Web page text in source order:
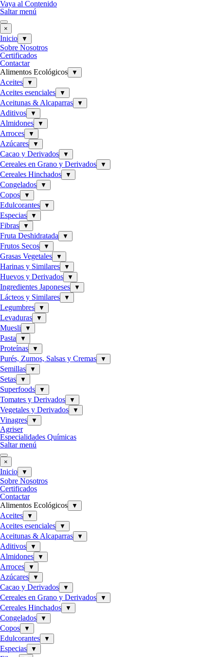
Vaya al Contenido
Saltar menú
×
Inicio ▼
Sobre Nosotros
Certificados
Contactar
Alimentos Ecológicos
▼
Aceites ▼
Aceites esenciales ▼
Aceitunas & Alcaparras ▼
Aditivos ▼
Almidones ▼
Arroces ▼
Azúcares ▼
Cacao y Derivados ▼
Cereales en Grano y Derivados ▼
Cereales Hinchados ▼
Congelados ▼
Copos ▼
Edulcorantes ▼
Especias ▼
Fibras ▼
Fruta Deshidratada ▼
Frutos Secos ▼
Grasas Vegetales ▼
Harinas y Similares ▼
Huevos y Derivados ▼
Ingredientes Japoneses ▼
Lácteos y Similares ▼
Legumbres ▼
Levaduras ▼
Muesli ▼
Pasta ▼
Proteínas ▼
Purés, Zumos, Salsas y Cremas ▼
Semillas ▼
Setas ▼
Superfoods ▼
Tomates y Derivados ▼
Vegetales y Derivados ▼
Vinagres ▼
Agriser
Especialidades Químicas
Saltar menú
×
Inicio ▼
Sobre Nosotros
Certificados
Contactar
Alimentos Ecológicos
▼
Aceites ▼
Aceites esenciales ▼
Aceitunas & Alcaparras ▼
Aditivos ▼
Almidones ▼
Arroces ▼
Azúcares ▼
Cacao y Derivados ▼
Cereales en Grano y Derivados ▼
Cereales Hinchados ▼
Congelados ▼
Copos ▼
Edulcorantes ▼
Especias ▼